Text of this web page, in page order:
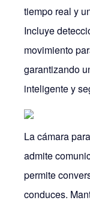
tiempo real y
Incluye
movimiento
garantizando
inteligente y
La cámara
admite
permite
conduces.